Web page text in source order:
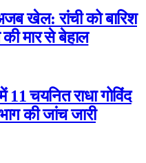
खेल: रांची को बारिश
मार से बेहाल
11 चयनित राधा गोविंद
की जांच जारी